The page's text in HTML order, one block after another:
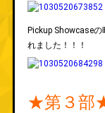
Pickup Showcaseの
れました！！！
★第３部